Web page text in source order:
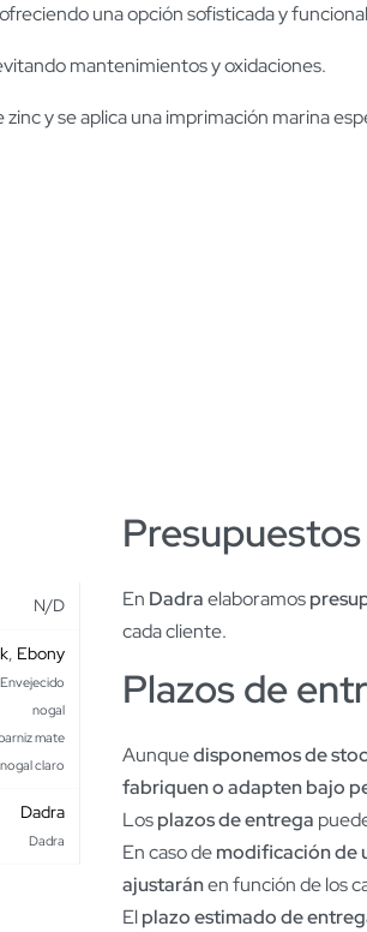
una opción sofisticada y
mantenimientos y oxidaciones.
y se aplica una imprimación marina
N/D
, Ebony
Envejecido
nogal
mate
claro
Dadra
Dadra
Presupuestos
En Dadraelaboramos
cada cliente.
Plazos de
Aunquedisponemos de
fabriquen o adapten bajo
Losplazos de entrega
En caso demodificación de
ajustaránen función de los
Elplazo estimado de